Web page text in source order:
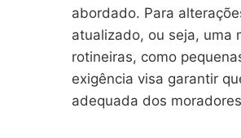
abordado. Para
atualizado, ou seja, uma
rotineiras, como
exigência visa garantir
adequada dos